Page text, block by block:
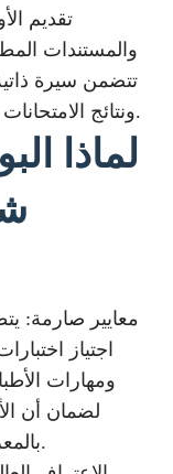
تقديم
والمستندات
تتضمن سيرة
ونتائج الامتحانات السابقة، وغيرها من الوثائق المطلوبة.
لماذا
معايير صارمة:
اجتياز
ومهارات
لضمان أن
بالمعرفة والكفاءة اللازمة في تخصصهم.